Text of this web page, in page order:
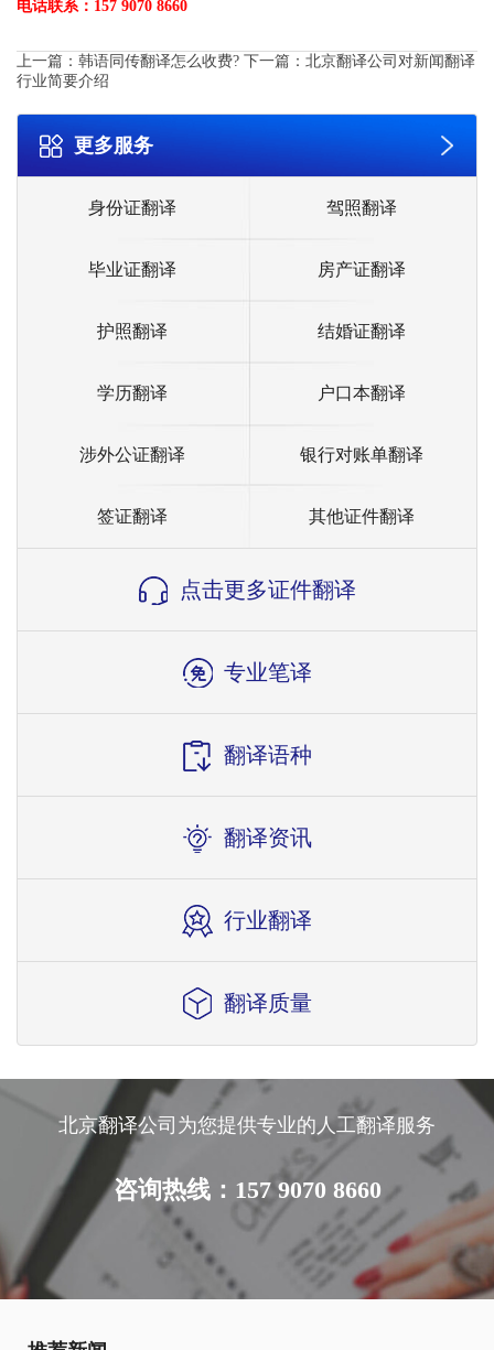
电话联系：157 9070 8660
上一篇： 韩语同传翻译怎么收费? 下一篇： 北京翻译公司对新闻翻译
行业简要介绍
更多服务
身份证翻译 驾照翻译
毕业证翻译 房产证翻译
护照翻译 结婚证翻译
学历翻译 户口本翻译
涉外公证翻译 银行对账单翻译
签证翻译 其他证件翻译
点击更多证件翻译
专业笔译
翻译语种
翻译资讯
行业翻译
翻译质量
北京翻译公司为您提供专业的人工翻译服务
咨询热线：157 9070 8660